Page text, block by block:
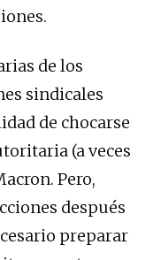
de los
sindicales
de chocarse
(a veces
Pero,
después
preparar